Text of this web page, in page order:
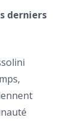
derniers